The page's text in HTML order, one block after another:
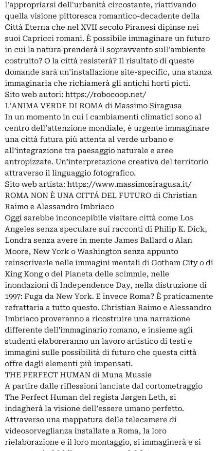
l’appropriarsi dell'urbanità circostante, riattivando
quella visione pittoresca romantico-decadente della
Città Eterna che nel XVII secolo Piranesi dipinse nei
suoi Capricci romani. È possibile immaginare un futuro
in cui la natura prenderà il sopravvento sull'ambiente
costruito? O la città resisterà? Il risultato di queste
domande sarà un'installazione site-specific, una stanza
immaginaria che richiamerà gli antichi horti picti.
Sito web autori: https://robocoop.net/
L’ANIMA VERDE DI ROMA di Massimo Siragusa
In un momento in cui i cambiamenti climatici sono al
centro dell’attenzione mondiale, è urgente immaginare
una città futura più attenta al verde urbano e
all’integrazione tra paesaggio naturale e aree
antropizzate. Un’interpretazione creativa del territorio
attraverso il linguaggio fotografico.
Sito web artista: https://www.massimosiragusa.it/
ROMA NON È UNA CITTÁ DEL FUTURO di Christian
Raimo e Alessandro Imbriaco
Oggi sarebbe inconcepibile visitare città come Los
Angeles senza speculare sui racconti di Philip K. Dick,
Londra senza avere in mente James Ballard o Alan
Moore, New York o Washington senza appunto
reinscriverle nelle immagini mentali di Gotham City o di
King Kong o del Pianeta delle scimmie, nelle
inondazioni di Independence Day, nella distruzione di
1997: Fuga da New York. E invece Roma? È praticamente
refrattaria a tutto questo. Christian Raimo e Alessandro
Imbriaco proveranno a ricostruire una narrazione
differente dell’immaginario romano, e insieme agli
studenti elaboreranno un lavoro artistico di testi e
immagini sulle possibilità di futuro che questa città
offre dagli elementi più impensati.
THE PERFECT HUMAN di Muna Mussie
A partire dalle riflessioni lanciate dal cortometraggio
The Perfect Human del regista Jørgen Leth, si
indagherà la visione dell’essere umano perfetto.
Attraverso una mappatura delle telecamere di
videosorveglianza installate a Roma, la loro
rielaborazione e il loro montaggio, si immaginerà e si